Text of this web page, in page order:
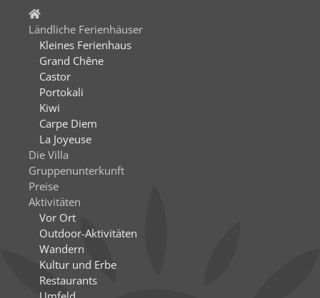
Ländliche Ferienhäuser
Kleines Ferienhaus
Grand Chêne
Castor
Portokali
Kiwi
Carpe Diem
La Joyeuse
Die Villa
Gruppenunterkunft
Preise
Aktivitäten
Vor Ort
Outdoor-Aktivitäten
Wandern
Kultur und Erbe
Restaurants